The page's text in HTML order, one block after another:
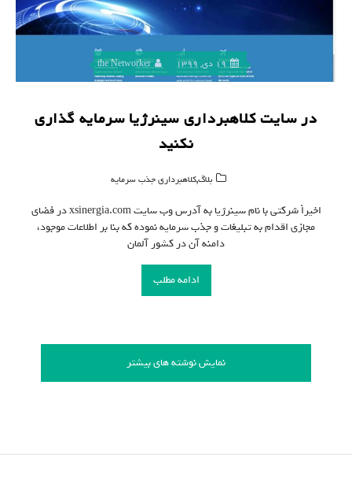
19 دی, 1399 the Networker
در سایت کلاهبرداری سینرژیا سرمایه گذاری
نکنید
بلاگ,کلاهبرداری جذب سرمایه
اخیراً شرکتی با نام سینرژیا به آدرس وب سایت xsinergia.com در فضای
مجازی اقدام به تبلیغات و جذب سرمایه نموده که بنا بر اطلاعات موجود،
دامنه آن در کشور آلمان
ادامه مطلب
نمایش نوشته های بیشتر